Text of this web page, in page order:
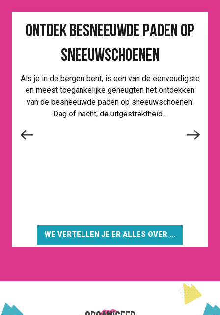
ONTDEK BESNEEUWDE PADEN OP
SNEEUWSCHOENEN
Als je in de bergen bent, is een van de eenvoudigste
en meest toegankelijke geneugten het ontdekken
van de besneeuwde paden op sneeuwschoenen.
Dag of nacht, de uitgestrektheid...
WE VERTELLEN JE ER ALLES OVER ...